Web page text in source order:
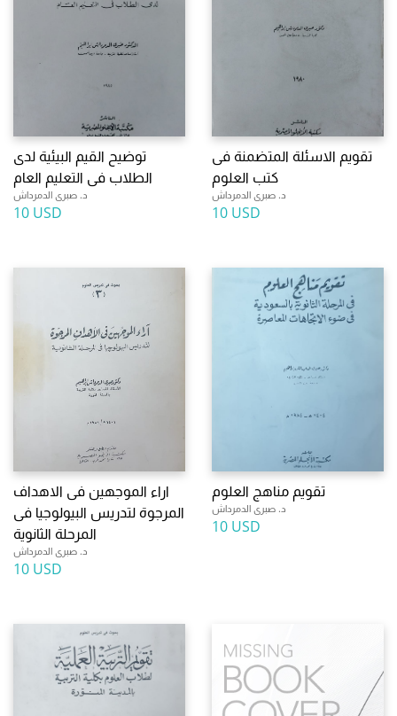
توضيح القيم البيئية لدى
الطلاب فى التعليم العام
د. صبرى الدمرداش
10 USD
تقويم الاسئلة المتضمنة فى
كتب العلوم
د. صبرى الدمرداش
10 USD
اراء الموجهين فى الاهداف
المرجوة لتدريس البيولوجيا فى
المرحلة الثانوية
د. صبرى الدمرداش
10 USD
تقويم مناهج العلوم
د. صبرى الدمرداش
10 USD